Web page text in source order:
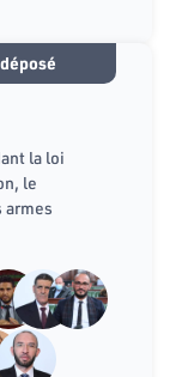
déposé
la loi
le